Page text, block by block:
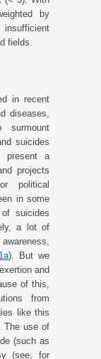
by
fields.
in recent
diseases,
surmount
suicides
present a
projects
political
in some
suicides
a lot of
). But we
and
of this,
from
like this
The use of
(such as
(see, for